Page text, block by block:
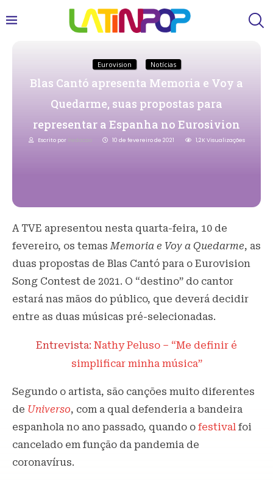
Eurovision Notícias
Blas Cantó apresenta Memoria e Voy a
Quedarme, suas propostas para
representar a Espanha no Eurosivion
Escrito por 10 de fevereiro de 2021 1,2K Visualizações
A TVE apresentou nesta quarta-feira, 10 de
fevereiro, os temasMemoria e Voy a Quedarme, as
duas propostas de Blas Cantó para o Eurovision
Song Contest de 2021. O “destino” do cantor
estará nas mãos do público, que deverá decidir
entre as duas músicas pré-selecionadas.
Entrevista: Nathy Peluso – “Me definir é
simplificar minha música”
Segundo o artista, são canções muito diferentes
de Universo, com a qual defenderia a bandeira
espanhola no ano passado, quando o festival foi
cancelado em função da pandemia de
coronavírus.